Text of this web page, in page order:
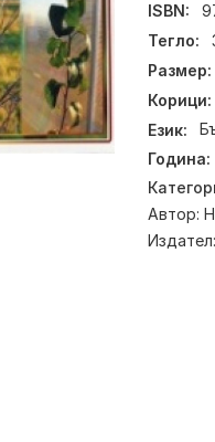
ISBN:
Тегло:
Размер:
Корици:
Език:
Година:
Автор:
Издател: